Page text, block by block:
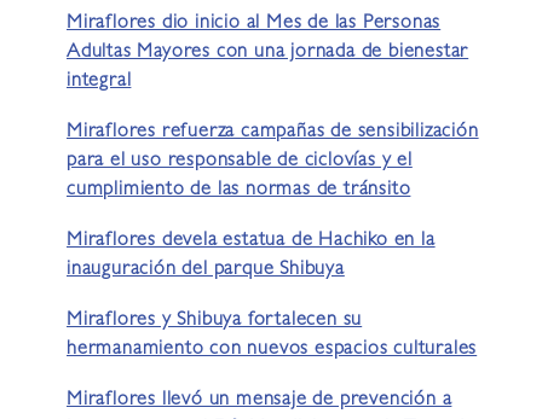
Miraflores dio inicio al Mes de las Personas
Adultas Mayores con una jornada de bienestar
integral
Miraflores refuerza campañas de sensibilización
para el uso responsable de ciclovías y el
cumplimiento de las normas de tránsito
Miraflores devela estatua de Hachiko en la
inauguración del parque Shibuya
Miraflores y Shibuya fortalecen su
hermanamiento con nuevos espacios culturales
Miraflores llevó un mensaje de prevención a